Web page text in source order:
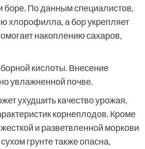
боре. По данным специалистов,
хлорофилла, а бор укрепляет
накоплению сахаров,
кислоты. Внесение
увлажненной почве.
ухудшить качество урожая,
корнеплодов. Кроме
и разветвленной моркови
грунте также опасна,